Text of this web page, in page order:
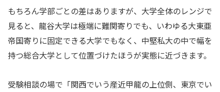
もちろん学部ごとの差はありますが、大学全体のレンジで
見ると、龍谷大学は極端に難関寄りでも、いわゆる大東亜
帝国寄りに固定できる大学でもなく、中堅私大の中で幅を
持つ総合大学として位置づけたほうが実態に近づきます。
受験相談の場で「関西でいう産近甲龍の上位側、東京でい